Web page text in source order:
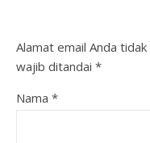
Alamat email Anda tidak
wajib ditandai *
Nama *